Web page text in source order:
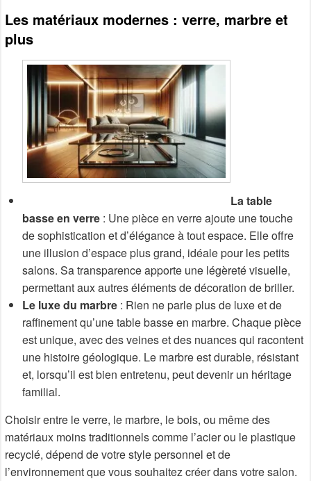
Les matériaux modernes : verre, marbre et
plus
La table
basse en verre : Une pièce en verre ajoute une touche
de sophistication et d’élégance à tout espace. Elle offre
une illusion d’espace plus grand, idéale pour les petits
salons. Sa transparence apporte une légèreté visuelle,
permettant aux autres éléments de décoration de briller.
Le luxe du marbre : Rien ne parle plus de luxe et de
raffinement qu’une table basse en marbre. Chaque pièce
est unique, avec des veines et des nuances qui racontent
une histoire géologique. Le marbre est durable, résistant
et, lorsqu’il est bien entretenu, peut devenir un héritage
familial.
Choisir entre le verre, le marbre, le bois, ou même des
matériaux moins traditionnels comme l’acier ou le plastique
recyclé, dépend de votre style personnel et de
l’environnement que vous souhaitez créer dans votre salon.